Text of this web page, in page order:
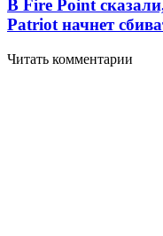
В Fire Point
Patriot начнет
Читать комментарии